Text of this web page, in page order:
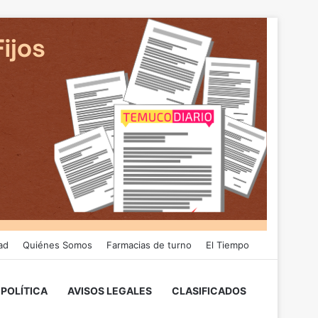
Quiénes Somos Farmacias de turno El Tiempo
POLÍTICA AVISOS LEGALES CLASIFICADOS